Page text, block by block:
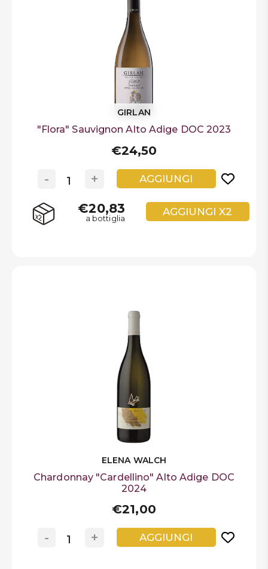
GIRLAN
"Flora" Sauvignon Alto Adige DOC 2023
€24,50
+
- AGGIUNGI
€20,83
a bottiglia
AGGIUNGI X2
ELENA WALCH
Chardonnay "Cardellino" Alto Adige DOC
2024
€21,00
+
- AGGIUNGI